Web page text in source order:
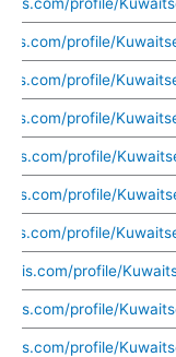
profile/
profile/
profile/
profile/
profile/
profile/
profile/
profile/
profile/